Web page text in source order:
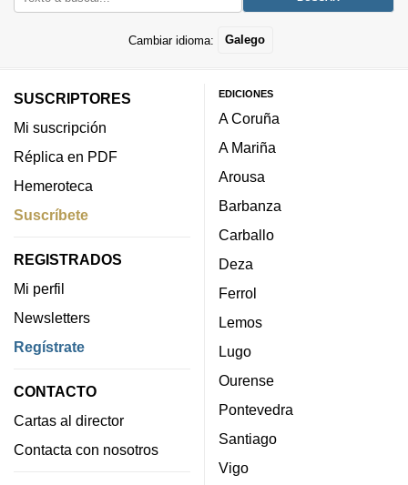
Cambiar idioma: Galego
SUSCRIPTORES
Mi suscripción
Réplica en PDF
Hemeroteca
Suscríbete
REGISTRADOS
Mi perfil
Newsletters
Regístrate
CONTACTO
Cartas al director
Contacta con nosotros
EDICIONES
A Coruña
A Mariña
Arousa
Barbanza
Carballo
Deza
Ferrol
Lemos
Lugo
Ourense
Pontevedra
Santiago
Vigo